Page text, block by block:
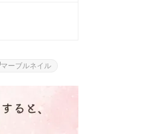
マーブルネイル